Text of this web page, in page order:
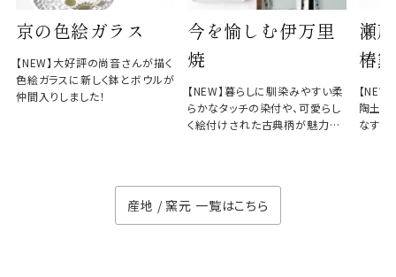
京の色絵ガラス
【NEW】大好評の尚音さんが描く
色絵ガラスに新しく鉢とボウルが
仲間入りしました！
今を愉しむ伊万里
焼
【NEW】暮らしに馴染みやすい柔
らかなタッチの染付や、可愛らし
く絵付けされた古典柄が魅力の
瀬
椿窯
【
陶土と
なす、
産地 / 窯元 一覧はこちら